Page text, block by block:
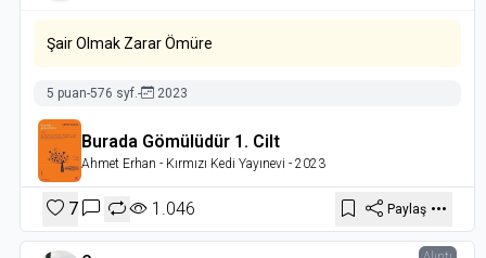
Şair Olmak Zarar Ömüre
5 puan-576 syf.- 2023
Burada Gömülüdür 1. Cilt
Ahmet Erhan - Kırmızı Kedi Yayınevi - 2023
7 1.046 Paylaş